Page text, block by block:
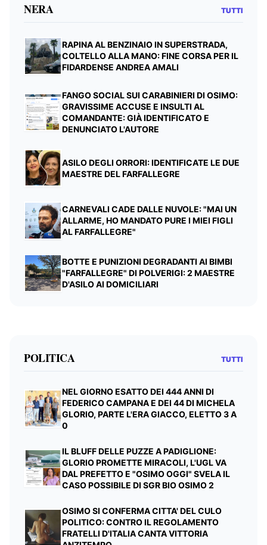
NERA TUTTI
RAPINA AL BENZINAIO IN SUPERSTRADA,
COLTELLO ALLA MANO: FINE CORSA PER IL
FIDARDENSE ANDREA AMALI
FANGO SOCIAL SUI CARABINIERI DI OSIMO:
GRAVISSIME ACCUSE E INSULTI AL
COMANDANTE: GIÀ IDENTIFICATO E
DENUNCIATO L'AUTORE
ASILO DEGLI ORRORI: IDENTIFICATE LE DUE
MAESTRE DEL FARFALLEGRE
CARNEVALI CADE DALLE NUVOLE: "MAI UN
ALLARME, HO MANDATO PURE I MIEI FIGLI
AL FARFALLEGRE"
BOTTE E PUNIZIONI DEGRADANTI AI BIMBI
"FARFALLEGRE" DI POLVERIGI: 2 MAESTRE
D'ASILO AI DOMICILIARI
POLITICA TUTTI
NEL GIORNO ESATTO DEI 444 ANNI DI
FEDERICO CAMPANA E DEI 44 DI MICHELA
GLORIO, PARTE L'ERA GIACCO, ELETTO 3 A
0
IL BLUFF DELLE PUZZE A PADIGLIONE:
GLORIO PROMETTE MIRACOLI, L'UGL VA
DAL PREFETTO E "OSIMO OGGI" SVELA IL
CASO POSSIBILE DI SGR BIO OSIMO 2
OSIMO SI CONFERMA CITTA' DEL CULO
POLITICO: CONTRO IL REGOLAMENTO
FRATELLI D'ITALIA CANTA VITTORIA